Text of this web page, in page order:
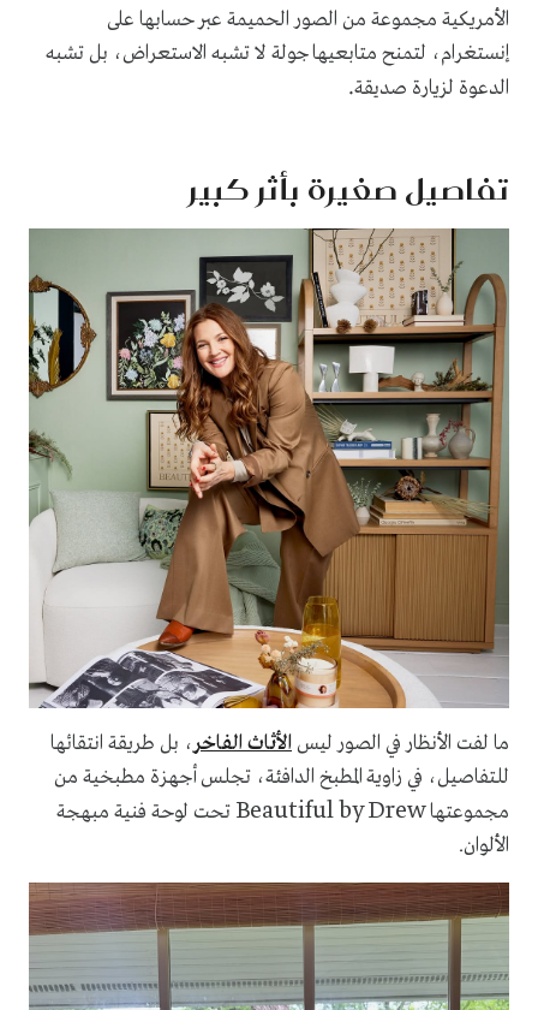
الأمريكية مجموعة من الصور الحميمة عبر حسابها على
إنستغرام، لتمنح متابعيها جولة لا تشبه الاستعراض، بل تشبه
الدعوة لزيارة صديقة.
تفاصيل صغيرة بأثر كبير
ما لفت الأنظار في الصور ليسالأثاث الفاخر، بل طريقة انتقائها
للتفاصيل، في زاوية المطبخ الدافئة، تجلس أجهزة مطبخية من
مجموعتهاBeautiful by Drew تحت لوحة فنية مبهجة
الألوان.